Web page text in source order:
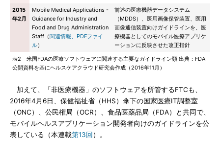
2015
年2月
Mobile Medical Applications -
Guidance for Industry and
Food and Drug Administration
Staff（関連情報、PDFファイ
ル）
前述の医療機器データシステム
（MDDS）、医用画像保管装置、医用
画像通信装置向けガイドラインを、医
療機器としてのモバイル医療アプリケ
ーションに反映させた改正指針
表2 米国FDAの医療ソフトウェアに関連する主要なガイドライン類 出典：FDA
公開資料を基にヘルスケアクラウド研究会作成（2016年11月）
加えて、「非医療機器」のソフトウェアを所管するFTCも、
2016年4月6日、保健福祉省（HHS）傘下の国家医療IT調整室
（ONC）、公民権局（OCR）、食品医薬品局（FDA）と共同で、
モバイルヘルスアプリケーション開発者向けのガイドラインを公
表している（本連載第13回 ）。